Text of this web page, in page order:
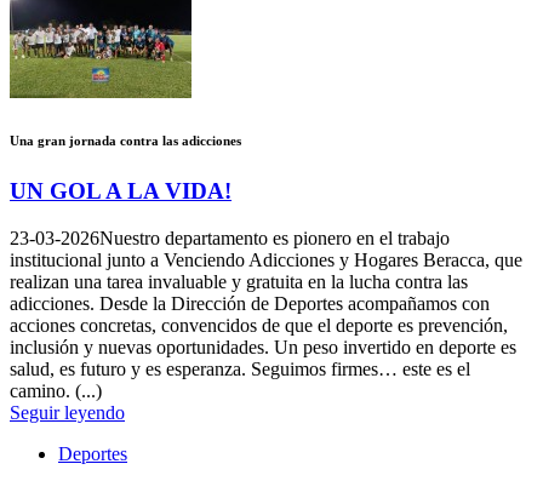
Una gran jornada contra las adicciones
UN GOL A LA VIDA!
23-03-2026Nuestro departamento es pionero en el trabajo
institucional junto a Venciendo Adicciones y Hogares Beracca, que
realizan una tarea invaluable y gratuita en la lucha contra las
adicciones. Desde la Dirección de Deportes acompañamos con
acciones concretas, convencidos de que el deporte es prevención,
inclusión y nuevas oportunidades. Un peso invertido en deporte es
salud, es futuro y es esperanza. Seguimos firmes… este es el
camino. (...)
Seguir leyendo
Deportes